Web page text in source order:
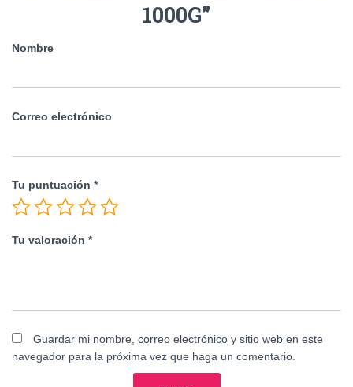
1000G”
Nombre
Correo electrónico
Tu puntuación *
Tu valoración *
Guardar mi nombre, correo electrónico y sitio web en este
navegador para la próxima vez que haga un comentario.